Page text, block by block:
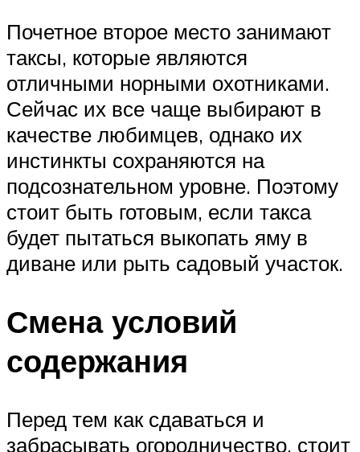
Почетное второе место занимают
таксы, которые являются
отличными норными охотниками.
Сейчас их все чаще выбирают в
качестве любимцев, однако их
инстинкты сохраняются на
подсознательном уровне. Поэтому
стоит быть готовым, если такса
будет пытаться выкопать яму в
диване или рыть садовый участок.
Смена условий
содержания
Перед тем как сдаваться и
забрасывать огородничество, стоит